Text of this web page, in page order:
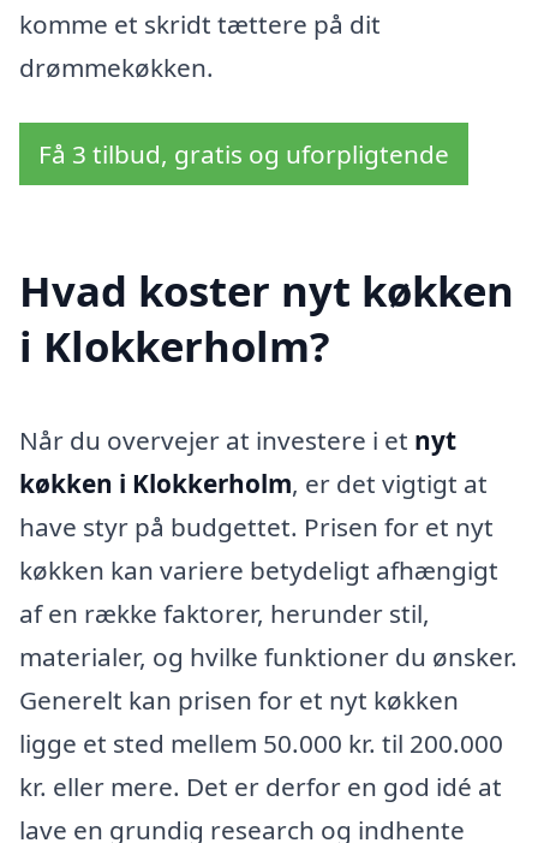
komme et skridt tættere på dit
drømmekøkken.
Få 3 tilbud, gratis og uforpligtende
Hvad koster nyt køkken
i Klokkerholm?
Når du overvejer at investere i et nyt
køkken i Klokkerholm, er det vigtigt at
have styr på budgettet. Prisen for et nyt
køkken kan variere betydeligt afhængigt
af en række faktorer, herunder stil,
materialer, og hvilke funktioner du ønsker.
Generelt kan prisen for et nyt køkken
ligge et sted mellem 50.000 kr. til 200.000
kr. eller mere. Det er derfor en god idé at
lave en grundig research og indhente